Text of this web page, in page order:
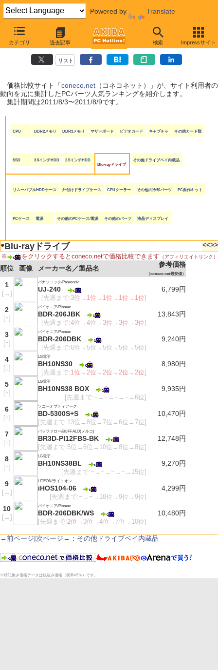
Powered by Translate
カテゴリ 過去記事 検索 Impressサイト
coneco.net人気ランキング（PCパーツ編）
（2011/8/3〜2011/8/9）
リスト
価格比較サイト「coneco.net（コネコネット）」が、サイト利用者の
動向を元に集計したPCパーツ人気ランキングを紹介します。
集計期間は2011/8/3〜2011/8/9です。
CPU DDR2メモリ DDR3メモリ マザーボード ビデオカード キャプチャ その他カード類
SSD 3.5インチHDD
2.5インチHDD
Blu-rayドライブ
その他ドライブベイ内蔵品
リムーバブルHDDケース 外付けドライブケース CPUクーラー その他の冷却パーツ PC自作キット
PCケース 電源 その他のPCケース/電源 その他のパーツ 液晶ディスプレイ
●Blu-rayドライブ <<>>
※ をクリックするとconeco.netで価格比較できます （アフィリエイトリンク）
順位 画像 メーカー名／製品名 参考価格
（coneco.net最安値）
1
[→ ]
パナソニック/Panasonic
UJ-240
[先週まで:3位 → 1位 → 1位 → 1位 → 1位]
6,799円
2
[↑]
パイオニア/Pioneer
BDR-206JBK
[先週まで:4位 →4位 → 3位 → 3位 → 3位]
13,843円
3
[↑]
パイオニア/Pioneer
BDR-206DBK
[先週まで:6位→5位→5位→5位→5位]
9,240円
4
[↓]
LG電子
BH10NS30
[先週まで:1位 →2位 →2位 →2位 →2位]
8,980円
5
[↑]
LG電子
BH10NS38 BOX
[先週まで:−→−→−→−→6位]
9,935円
6
[↑]
ソニーオプティアーク
BD-5300S+S
[先週まで:13位→8位→7位→6位→7位]
10,470円
7
[↑]
バッファロー/BUFFALO(メルコ)
BR3D-PI12FBS-BK
[先週まで:5位→6位→10位→8位→8位]
12,748円
8
[↑]
LG電子
BH10NS38BL
[先週まで:−→−→−→−→15位]
9,270円
9
[→ ]
LITEON/ライトオン
iHOS104-06
[先週まで:−→−→18位→9位→9位]
4,299円
10
[→ ]
パイオニア/Pioneer
BDR-206DBK/WS
[先週まで:2位 → 3位 →4位 →7位→10位]
10,480円
←前ページ|次ページ→：その他ドライブベイ内蔵品
※特記無き価格データは税込み価格（税率=5％）です。